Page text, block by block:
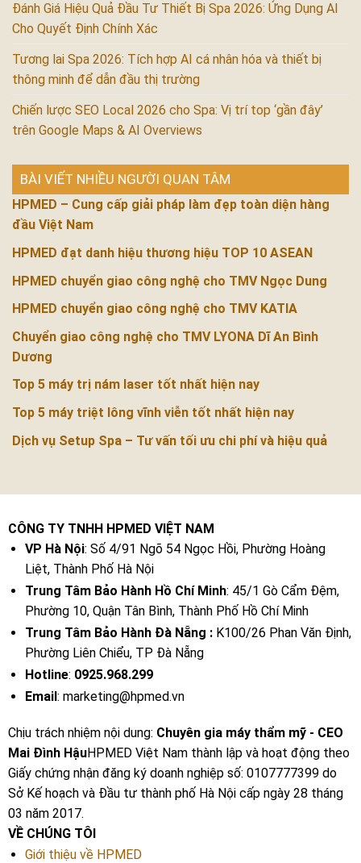
Đánh Giá Hiệu Quả Đầu Tư Thiết Bị Spa 2026: Ứng Dụng AI
Cho Quyết Định Chính Xác
Tương lai Spa 2026: Tích hợp AI cá nhân hóa và thiết bị
thông minh để dẫn đầu thị trường
Chiến lược SEO Local 2026 cho Spa: Vị trí top ‘gần đây’
trên Google Maps & AI Overviews
BÀI VIẾT NHIỀU NGƯỜI QUAN TÂM
HPMED – Cung cấp giải pháp làm đẹp toàn diện hàng
đầu Việt Nam
HPMED đạt danh hiệu thương hiệu TOP 10 ASEAN
HPMED chuyển giao công nghệ cho TMV Ngọc Dung
HPMED chuyển giao công nghệ cho TMV KATIA
Chuyển giao công nghệ cho TMV LYONA Dĩ An Bình
Dương
Top 5 máy trị nám laser tốt nhất hiện nay
Top 5 máy triệt lông vĩnh viễn tốt nhất hiện nay
Dịch vụ Setup Spa – Tư vấn tối ưu chi phí và hiệu quả
CÔNG TY TNHH HPMED VIỆT NAM
VP Hà Nội: Số 4/91 Ngõ 54 Ngọc Hồi, Phường Hoàng
Liệt, Thành Phố Hà Nội
Trung Tâm Bảo Hành Hồ Chí Minh: 45/1 Gò Cẩm Đệm,
Phường 10, Quận Tân Bình, Thành Phố Hồ Chí Minh
Trung Tâm Bảo Hành Đà Nẵng :K100/26 Phan Văn Định,
Phường Liên Chiểu, TP Đà Nẵng
Hotline: 0925.968.299
Email: marketing@hpmed.vn
Chịu trách nhiệm nội dung: Chuyên gia máy thẩm mỹ - CEO
Mai Đình HậuHPMED Việt Nam thành lập và hoạt động theo
Giấy chứng nhận đăng ký doanh nghiệp số: 0107777399 do
Sở Kế hoạch và Đầu tư thành phố Hà Nội cấp ngày 28 tháng
03 năm 2017.
VỀ CHÚNG TÔI
Giới thiệu về HPMED